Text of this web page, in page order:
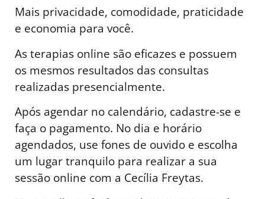
Mais privacidade, comodidade, praticidade
e economia para você.
As terapias online são eficazes e possuem
os mesmos resultados das consultas
realizadas presencialmente.
Após agendar no calendário, cadastre-se e
faça o pagamento. No dia e horário
agendados, use fones de ouvido e escolha
um lugar tranquilo para realizar a sua
sessão online com a Cecília Freytas.